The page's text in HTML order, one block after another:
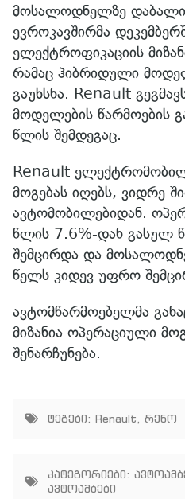
მოსალოდნელზე დაბალი
ევროკავშირმა
ელექტროფიკაციის
რამაც ჰიბრიდული
გაუხსნა. Renault
მოდელების წარმოების
წლის შემდეგაც.
Renault
მოგებას იღებს, ვიდრე
ავტომობილებიდან.
წლის 7.6%-დან გასულ
შემცირდა და
წელს კიდევ უფრო
ავტომწარმოებელმა
მიზანია ოპერაციული
შენარჩუნება.
ტეგები: Renault, რენო
კატეგორიები:
ავტოამბები